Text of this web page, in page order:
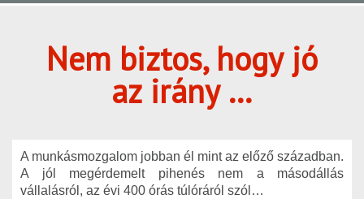
Nem biztos, hogy jó
az irány …
A munkásmozgalom jobban él mint az előző században.
A jól megérdemelt pihenés nem a másodállás
vállalásról, az évi 400 órás túlóráról szól…